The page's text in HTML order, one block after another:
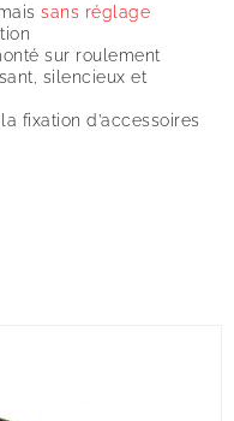
sans réglage
sur roulement
silencieux et
fixation d’accessoires